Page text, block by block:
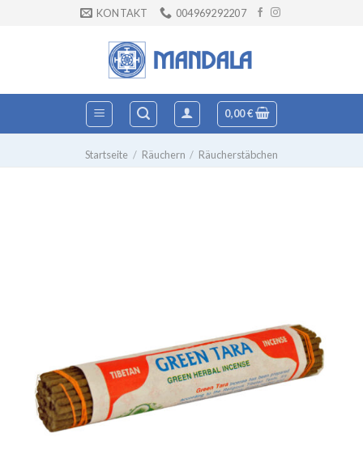
KONTAKT 004969292207
0,00€
Startseite / Räuchern / Räucherstäbchen